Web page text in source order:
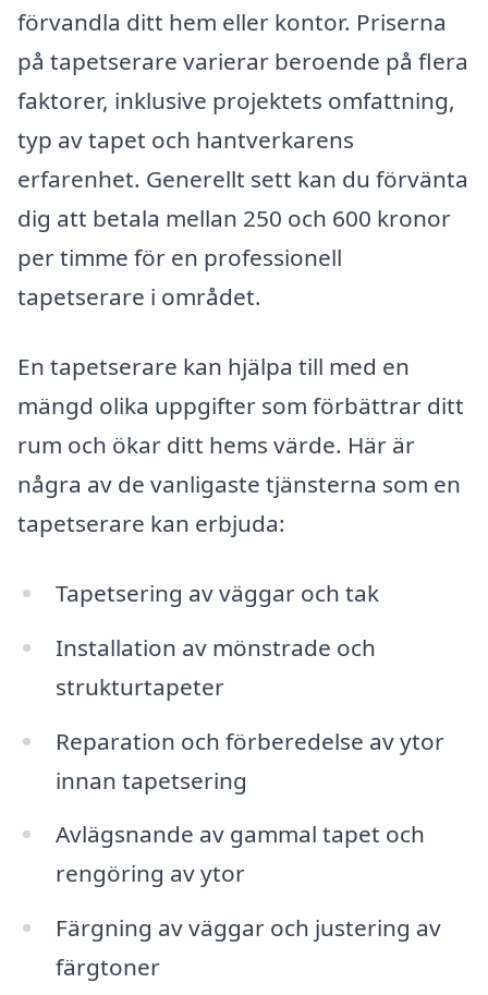
förvandla ditt hem eller kontor. Priserna
på tapetserare varierar beroende på flera
faktorer, inklusive projektets omfattning,
typ av tapet och hantverkarens
erfarenhet. Generellt sett kan du förvänta
dig att betala mellan 250 och 600 kronor
per timme för en professionell
tapetserare i området.
En tapetserare kan hjälpa till med en
mängd olika uppgifter som förbättrar ditt
rum och ökar ditt hems värde. Här är
några av de vanligaste tjänsterna som en
tapetserare kan erbjuda:
Tapetsering av väggar och tak
Installation av mönstrade och
strukturtapeter
Reparation och förberedelse av ytor
innan tapetsering
Avlägsnande av gammal tapet och
rengöring av ytor
Färgning av väggar och justering av
färgtoner